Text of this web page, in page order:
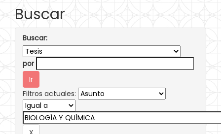
Buscar
Buscar:
por
Filtros actuales: